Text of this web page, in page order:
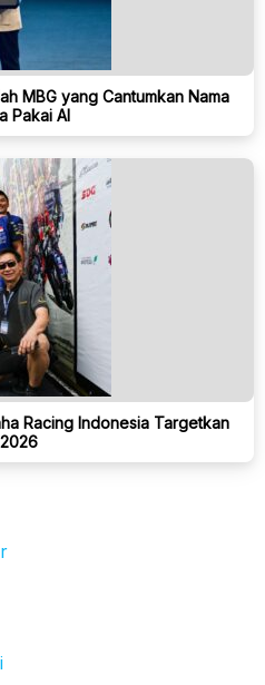
MBG yang Cantumkan Nama
Pakai AI
Racing Indonesia Targetkan